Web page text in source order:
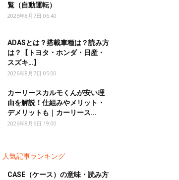
覧（自動運転）
2026年8月7日 06:40
ADASとは？搭載車種は？読み方
は？【トヨタ・ホンダ・日産・
スズキ…】
2026年8月7日 05:00
カーリースカルモくんが安い理
由を解説！仕組みやメリット・
デメリットも｜カーリース...
2026年8月6日 19:00
人気記事ランキング
CASE（ケース）の意味・読み方